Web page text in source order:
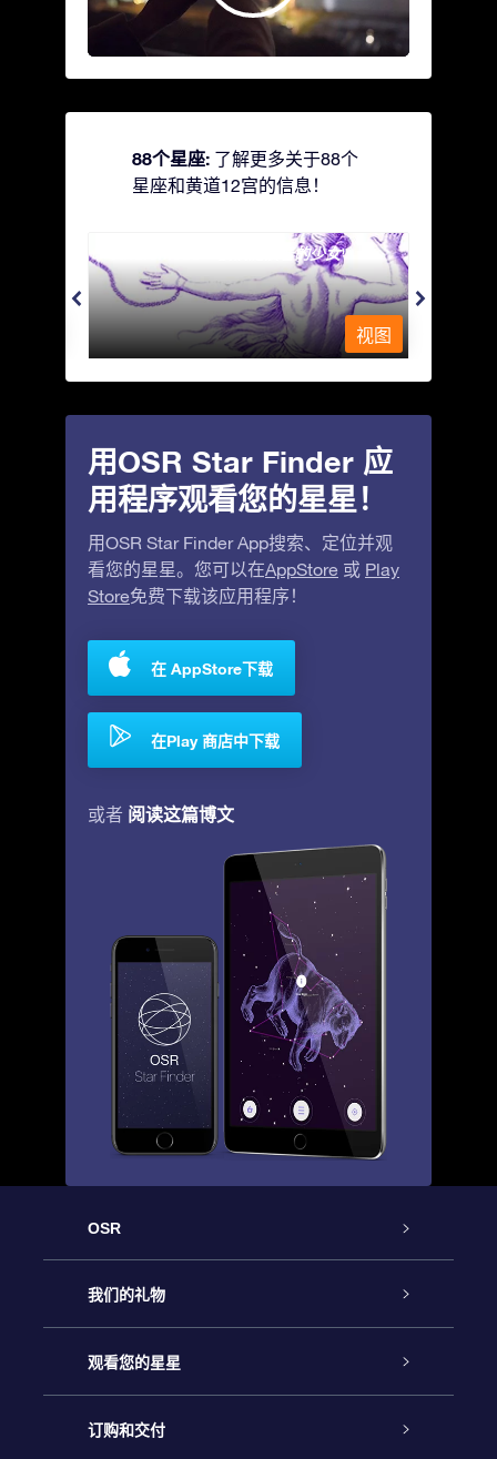
88个星座: 了解更多关于88个
星座和黄道12宫的信息！
Andromeda - 被铁链锁着的少女
视图
用OSR Star Finder 应
用程序观看您的星星！
用OSR Star Finder App搜索、定位并观
看您的星星。您可以在AppStore 或 Play
Store免费下载该应用程序！
在 AppStore下载
在Play 商店中下载
或者 阅读这篇博文
OSR
客户服务
联系我们
博客
我们的礼物
Online Star礼物
OSR 礼物包
观看您的星星
Online Star Register
订购和交付